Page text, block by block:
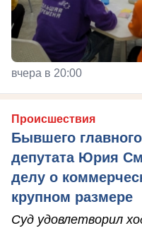
вчера в 20:00
Происшествия
Бывшего
депутата Юрия
делу о
крупном размере
Суд удовлетворил